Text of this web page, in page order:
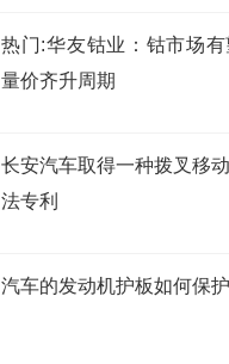
热门:华友钴业：钴市场
量价齐升周期
长安汽车取得一种拨叉移
法专利
汽车的发动机护板如何保